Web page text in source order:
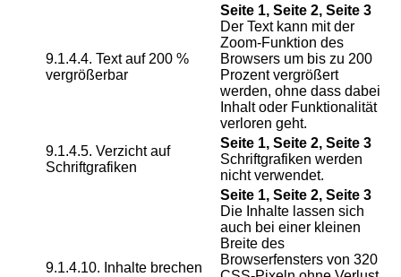
9.1.4.4. Text auf 200 %
vergrößerbar
Seite 1, Seite 2, Seite 3
Der Text kann mit der
Zoom-Funktion des
Browsers um bis zu 200
Prozent vergrößert
werden, ohne dass dabei
Inhalt oder Funktionalität
verloren geht.
9.1.4.5. Verzicht auf
Schriftgrafiken
Seite 1, Seite 2, Seite 3
Schriftgrafiken werden
nicht verwendet.
9.1.4.10. Inhalte brechen
Seite 1, Seite 2, Seite 3
Die Inhalte lassen sich
auch bei einer kleinen
Breite des
Browserfensters von 320